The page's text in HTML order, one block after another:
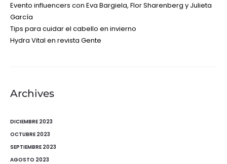
Evento influencers con Eva Bargiela, Flor Sharenberg y Julieta
García
Tips para cuidar el cabello en invierno
Hydra Vital en revista Gente
Archives
DICIEMBRE 2023
OCTUBRE 2023
SEPTIEMBRE 2023
AGOSTO 2023